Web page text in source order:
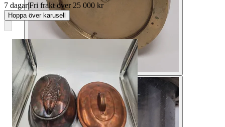
7 dagar|Fri frakt över 25 000 kr
Hoppa över karusell